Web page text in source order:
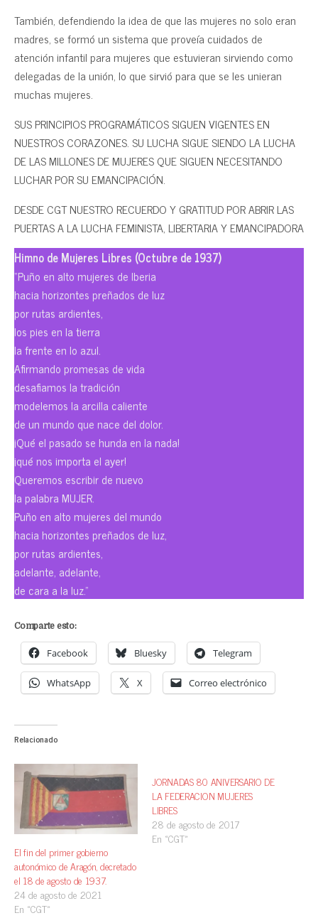
También, defendiendo la idea de que las mujeres no solo eran
madres, se formó un sistema que proveía cuidados de
atención infantil para mujeres que estuvieran sirviendo como
delegadas de la unión, lo que sirvió para que se les unieran
muchas mujeres.
SUS PRINCIPIOS PROGRAMÁTICOS SIGUEN VIGENTES EN
NUESTROS CORAZONES. SU LUCHA SIGUE SIENDO LA LUCHA
DE LAS MILLONES DE MUJERES QUE SIGUEN NECESITANDO
LUCHAR POR SU EMANCIPACIÓN.
DESDE CGT NUESTRO RECUERDO Y GRATITUD POR ABRIR LAS
PUERTAS A LA LUCHA FEMINISTA, LIBERTARIA Y EMANCIPADORA
Himno de Mujeres Libres (Octubre de 1937)
“Puño en alto mujeres de Iberia
hacia horizontes preñados de luz
por rutas ardientes,
los pies en la tierra
la frente en lo azul.
Afirmando promesas de vida
desafiamos la tradición
modelemos la arcilla caliente
de un mundo que nace del dolor.
¡Qué el pasado se hunda en la nada!
¡qué nos importa el ayer!
Queremos escribir de nuevo
la palabra MUJER.
Puño en alto mujeres del mundo
hacia horizontes preñados de luz,
por rutas ardientes,
adelante, adelante,
de cara a la luz.”
Comparte esto:
Facebook Bluesky Telegram
WhatsApp X Correo electrónico
Relacionado
El fin del primer gobierno
autonómico de Aragón, decretado
el 18 de agosto de 1937.
24 de agosto de 2021
En «CGT»
JORNADAS 80 ANIVERSARIO DE
LA FEDERACION MUJERES
LIBRES
28 de agosto de 2017
En «CGT»